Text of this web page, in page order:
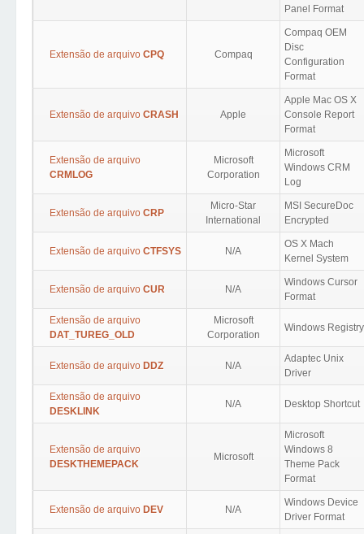
Panel Format
Extensão de arquivo CPQ Compaq
Compaq OEM
Disc
Configuration
Format
Extensão de arquivo CRASH Apple
Apple Mac OS X
Console Report
Format
Extensão de arquivo
CRMLOG
Microsoft
Corporation
Microsoft
Windows CRM
Log
Extensão de arquivo CRP
Micro-Star
International
MSI SecureDoc
Encrypted
Extensão de arquivo CTFSYS N/A
OS X Mach
Kernel System
Extensão de arquivo CUR N/A
Windows Cursor
Format
Extensão de arquivo
DAT_TUREG_OLD
Microsoft
Corporation
Windows Registry
Extensão de arquivo DDZ N/A
Adaptec Unix
Driver
Extensão de arquivo
DESKLINK
N/A Desktop Shortcut
Extensão de arquivo
DESKTHEMEPACK
Microsoft
Microsoft
Windows 8
Theme Pack
Format
Extensão de arquivo DEV N/A
Windows Device
Driver Format